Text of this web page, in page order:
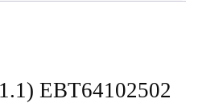
EBT64102502